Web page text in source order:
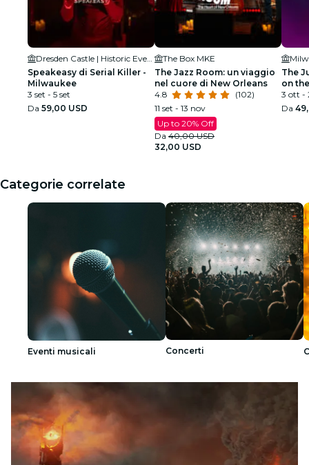
Dresden Castle | Historic Events Center
Speakeasy di Serial Killer -
Milwaukee
3 set - 5 set
Da 59,00 USD
The Box MKE
The Jazz Room: un viaggio
nel cuore di New Orleans
4.8
(102)
11 set - 13 nov
Up to 20% Off
Da 40,00 USD
32,00 USD
The
on
3 ott -
Da
Categorie correlate
Eventi musicali Concerti